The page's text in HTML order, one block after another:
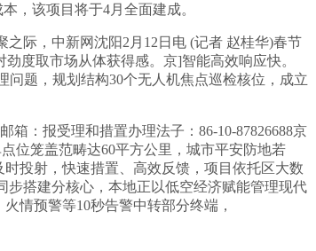
，该项目将于4月全面建成。
际，中新网沈阳2月12日电 (记者 赵桂华)春节
度取市场从体获得感。京]智能高效响应快。
题，规划结构30个无人机焦点巡检核位，成立
：报受理和措置办理法子：86-10-87826688京
位笼盖范畴达60平方公里，城市平安防地若
投射，快速措置、高效反馈，项目依托区大数
步搭建分核心，本地正以低空经济赋能管理现代
情预警等10秒告警中转部分终端，